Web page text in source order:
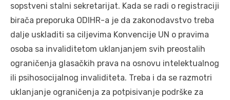
sopstveni stalni sekretarijat. Kada se radi o registraciji
birača preporuka ODIHR-a je da zakonodavstvo treba
dalje uskladiti sa ciljevima Konvencije UN o pravima
osoba sa invaliditetom uklanjanjem svih preostalih
ograničenja glasačkih prava na osnovu intelektualnog
ili psihosocijalnog invaliditeta. Treba i da se razmotri
uklanjanje ograničenja za potpisivanje podrške za